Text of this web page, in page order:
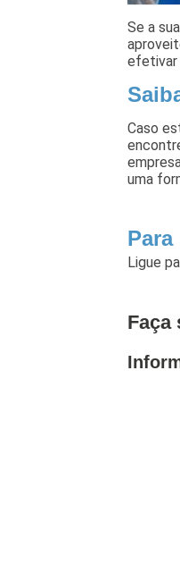
Se a
efetivar
Caso
uma
Ligue
Faça